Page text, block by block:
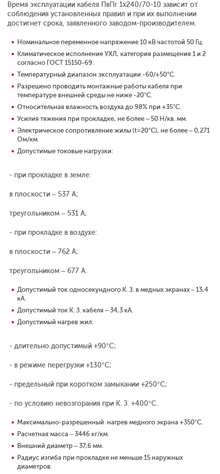
Время эксплуатации кабеля ПвПг 1x240/70-10 зависит от
соблюдения установленных правил и при их выполнении
достигнет срока, заявленного заводом-производителем.
Номинальное переменное напряжение 10 кВ частотой 50 Гц.
Климатическое исполнение УХЛ, категория размещения 1 и 2
согласно ГОСТ 15150-69.
Температурный диапазон эксплуатации -60/+50°С.
Разрешено проводить монтажные работы кабеля при
температуре внешней среды не ниже -20°С.
Относительная влажность воздуха до 98% при +35°С.
Усилия тяжения при прокладке, не более – 50 Н/кв. мм.
Электрическое сопротивление жилы (t=20°С), не более – 0,271
Ом/км.
Допустимые токовые нагрузки:
- при прокладке в земле:
в плоскости – 537 А;
треугольником – 531 А;
- при прокладке в воздухе:
в плоскости – 762 А;
треугольником – 677 А.
Допустимый ток односекундного К. З. в медных экранах – 13,4
кА.
Допустимый ток К. З. кабеля – 34,3 кА.
Допустимый нагрев жил:
- длительно допустимый +90°С;
- в режиме перегрузки +130°С;
- предельный при коротком замыкании +250°С;
- по условию невозгорания при К. З. +400°С.
Максимально-разрешенный нагрев медного экрана +350°С.
Расчетная масса – 3446 кг/км.
Внешний диаметр – 37,6 мм.
Радиус изгиба при прокладке не меньше 15 наружных
диаметров.